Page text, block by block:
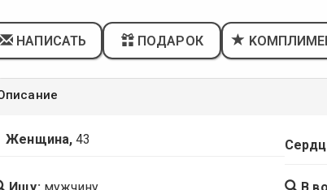
НАПИСАТЬ ПОДАРОК
Женщина, 43